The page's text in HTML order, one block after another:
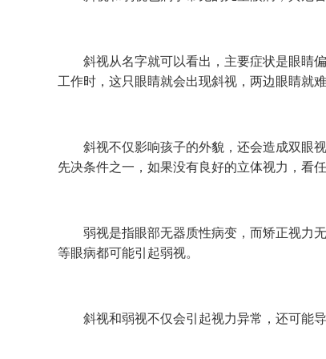
斜视从名字就可以看出，主要症状是眼睛偏
工作时，这只眼睛就会出现斜视，两边眼睛就难
斜视不仅影响孩子的外貌，还会造成双眼视
先决条件之一，如果没有良好的立体视力，看
弱视是指眼部无器质性病变，而矫正视力无
等眼病都可能引起弱视。
斜视和弱视不仅会引起视力异常，还可能导